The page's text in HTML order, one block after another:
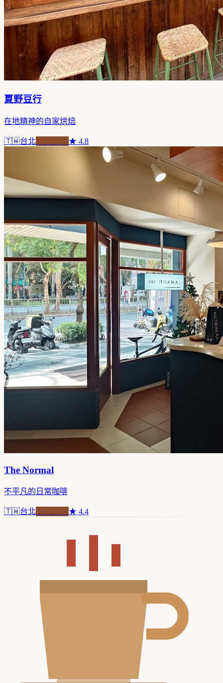
夏野豆行
在地精神的自家烘焙
🇹🇼台北 ★ 4.8
The Normal
不平凡的日常咖啡
🇹🇼台北 ★ 4.4